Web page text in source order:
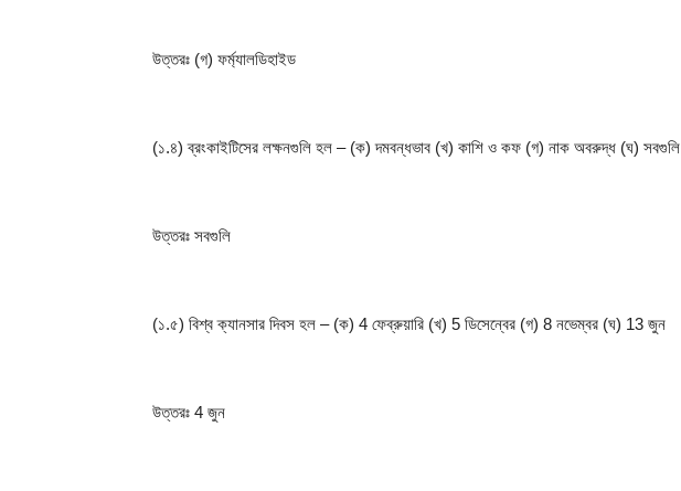
উত্তরঃ (গ) ফর্ম্যালডিহাইড
(১.৪) ব্রংকাইটিসের লক্ষনগুলি হল – (ক) দমবন্ধভাব (খ) কাশি ও কফ (গ) নাক অবরুদ্ধ (ঘ) সবগুলি
উত্তরঃ সবগুলি
(১.৫) বিশ্ব ক্যানসার দিবস হল – (ক) 4 ফেব্রুয়ারি (খ) 5 ডিসেন্বের (গ) 8 নভেম্বর (ঘ) 13 জুন
উত্তরঃ 4 জুন